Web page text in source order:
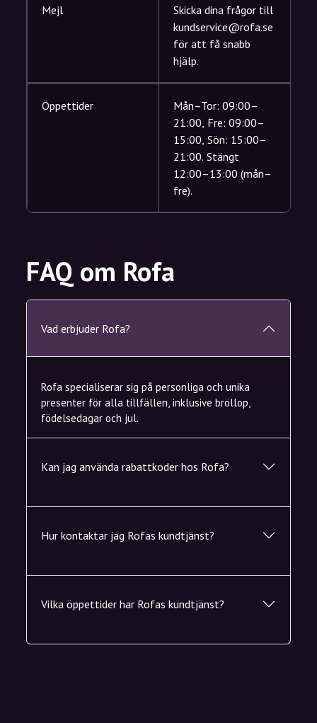
Mejl
Skicka dina frågor till
kundservice@rofa.se
för att få snabb
hjälp.
Öppettider
Mån–Tor: 09:00–
21:00, Fre: 09:00–
15:00, Sön: 15:00–
21:00. Stängt
12:00–13:00 (mån–
fre).
FAQ om Rofa
Vad erbjuder Rofa?
Rofa specialiserar sig på personliga och unika
presenter för alla tillfällen, inklusive bröllop,
födelsedagar och jul.
Kan jag använda rabattkoder hos Rofa?
Hur kontaktar jag Rofas kundtjänst?
Vilka öppettider har Rofas kundtjänst?